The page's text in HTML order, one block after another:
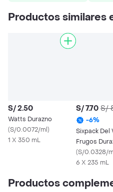
Productos similares
S/ 2.50
Watts Durazno
(S/0.0072/ml)
1 X 350 mL
S/ 7.70 S/
-6%
Sixpack Del
Frugos
(S/0.0328/
6 X 235 mL
Productos